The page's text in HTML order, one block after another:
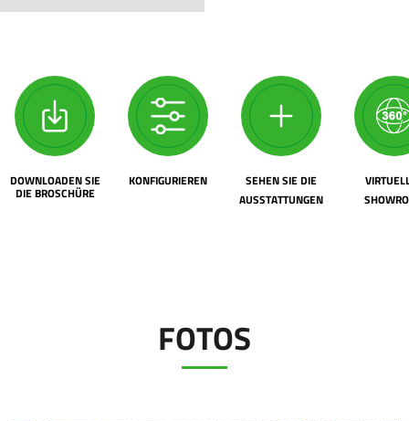
DOWNLOADEN SIE
DIE BROSCHÜRE
KONFIGURIEREN
SEHEN SIE DIE
AUSSTATTUNGEN
FOTOS